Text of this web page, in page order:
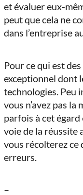
et évaluer eux-
peut que cela ne
dans l’entreprise
Pour ce qui est
exceptionnel dont
technologies. Peu
vous n’avez pas
parfois à cet
voie de la réussite
vous récolterez ce
erreurs.
–